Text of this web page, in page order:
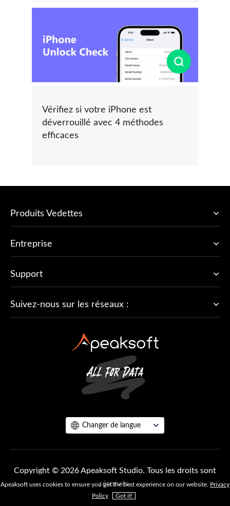
Vérifiez si votre iPhone est
déverrouillé avec 4 méthodes
efficaces
Produits Vedettes
Entreprise
Support
Suivez-nous sur les réseaux :
Changer de langue
Copyright © 2026 Apeaksoft Studio. Tous les droits sont
réservés.
Apeaksoft uses cookies to ensure you get the best experience on our website. Privacy
Policy
Got it!